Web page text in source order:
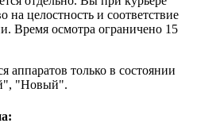
на целостность и соответствие
Время осмотра ограничено 15
аппаратов только в состоянии
"Новый".